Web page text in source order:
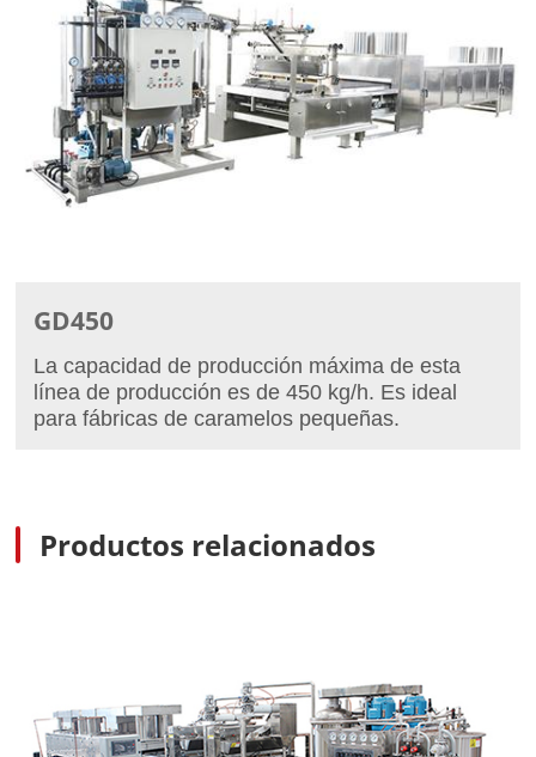
GD450
La capacidad de producción máxima de esta
línea de producción es de 450 kg/h. Es ideal
para fábricas de caramelos pequeñas.
Productos relacionados